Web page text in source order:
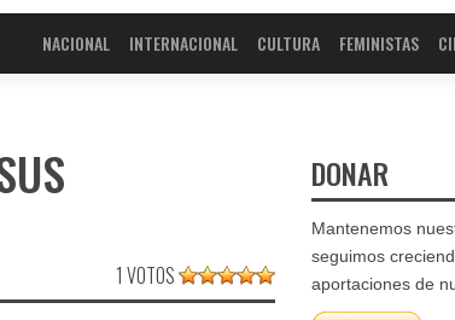
NACIONAL INTERNACIONAL CULTURA FEMINISTAS
1 VOTOS
DONAR
Mantenemos
seguimos
aportaciones de